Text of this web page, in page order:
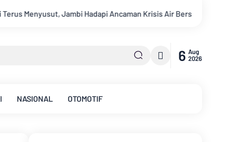
Air Bersih dan Karhutla Kekeruhan Sungai Batanghari Capai
6 Aug
2026
NASIONAL OTOMOTIF